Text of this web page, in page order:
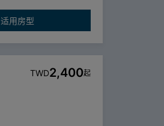
适用房型
TWD2,400起